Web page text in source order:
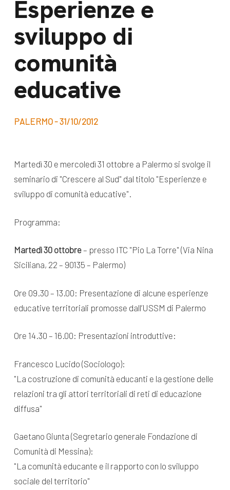
Esperienze e
sviluppo di
comunità
educative
PALERMO - 31/10/2012
Martedì 30 e mercoledì 31 ottobre a Palermo si svolge il
seminario di "Crescere al Sud" dal titolo "Esperienze e
sviluppo di comunità educative".
Programma:
Martedì 30 ottobre– presso ITC "Pio La Torre" (Via Nina
Siciliana, 22 – 90135 – Palermo)
Ore 09.30 – 13.00: Presentazione di alcune esperienze
educative territoriali promosse dall’USSM di Palermo
Ore 14.30 – 16.00: Presentazioni introduttive:
Francesco Lucido (Sociologo):
"La costruzione di comunità educanti e la gestione delle
relazioni tra gli attori territoriali di reti di educazione
diffusa"
Gaetano Giunta (Segretario generale Fondazione di
Comunità di Messina):
"La comunità educante e il rapporto con lo sviluppo
sociale del territorio"
Lavora con noi
Bilancio di
missione
News e
appuntamenti
News
dal Sud